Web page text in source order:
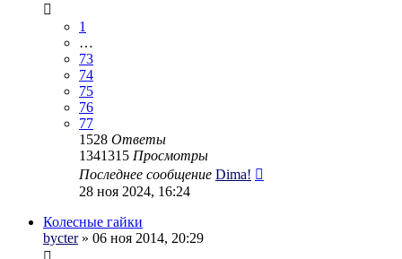
1
…
73
74
75
76
77
1528 Ответы
1341315 Просмотры
Последнее сообщение Dima!
28 ноя 2024, 16:24
Колесные гайки
bycter» 06 ноя 2014, 20:29